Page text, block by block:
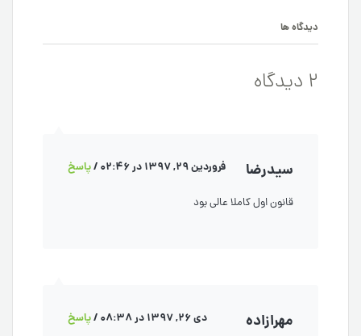
دیدگاه ها
2 دیدگاه
سیدرضا فروردین 29, 1397 در 02:46 /پاسخ
قانون اول کاملا عالی بود
مهرازاده دی 26, 1397 در 08:38 /پاسخ